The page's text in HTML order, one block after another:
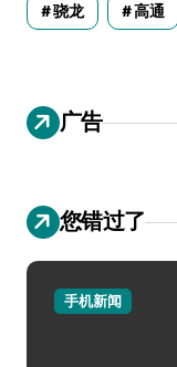
骁龙 高通
广告
您错过了
手机新闻